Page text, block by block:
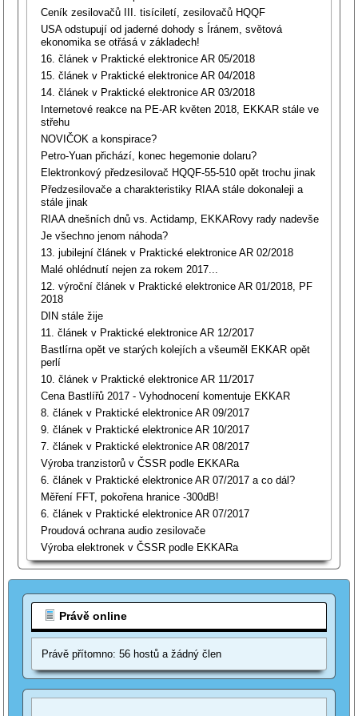
Ceník zesilovačů III. tisíciletí, zesilovačů HQQF
USA odstupují od jaderné dohody s Íránem, světová
ekonomika se otřásá v základech!
16. článek v Praktické elektronice AR 05/2018
15. článek v Praktické elektronice AR 04/2018
14. článek v Praktické elektronice AR 03/2018
Internetové reakce na PE-AR květen 2018, EKKAR stále ve
střehu
NOVIČOK a konspirace?
Petro-Yuan přichází, konec hegemonie dolaru?
Elektronkový předzesilovač HQQF-55-510 opět trochu jinak
Předzesilovače a charakteristiky RIAA stále dokonaleji a
stále jinak
RIAA dnešních dnů vs. Actidamp, EKKARovy rady nadevše
Je všechno jenom náhoda?
13. jubilejní článek v Praktické elektronice AR 02/2018
Malé ohlédnutí nejen za rokem 2017...
12. výroční článek v Praktické elektronice AR 01/2018, PF
2018
DIN stále žije
11. článek v Praktické elektronice AR 12/2017
Bastlírna opět ve starých kolejích a všeuměl EKKAR opět
perlí
10. článek v Praktické elektronice AR 11/2017
Cena Bastlířů 2017 - Vyhodnocení komentuje EKKAR
8. článek v Praktické elektronice AR 09/2017
9. článek v Praktické elektronice AR 10/2017
7. článek v Praktické elektronice AR 08/2017
Výroba tranzistorů v ČSSR podle EKKARa
6. článek v Praktické elektronice AR 07/2017 a co dál?
Měření FFT, pokořena hranice -300dB!
6. článek v Praktické elektronice AR 07/2017
Proudová ochrana audio zesilovače
Výroba elektronek v ČSSR podle EKKARa
Právě online
Právě přítomno: 56 hostů a žádný člen